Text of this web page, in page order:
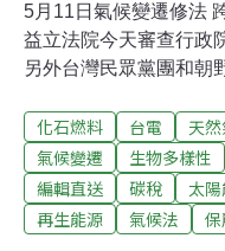
5月11日氣候變遷修法
益立法院今天審查行政
另外台灣民眾黨團和朝
跨黨派共同召開記者會
民族權益鮮少著墨，疾
住民族的角色，重視原
稅延宕20年 立委：財
源稅條例》草案，2026
化石燃料 台電 天
氣候變遷
生物多樣性
編輯直送
碳稅 太
再生能源
氣候法